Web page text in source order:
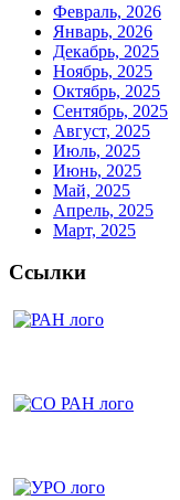
Февраль, 2026
Январь, 2026
Декабрь, 2025
Ноябрь, 2025
Октябрь, 2025
Сентябрь, 2025
Август, 2025
Июль, 2025
Июнь, 2025
Май, 2025
Апрель, 2025
Март, 2025
Ссылки